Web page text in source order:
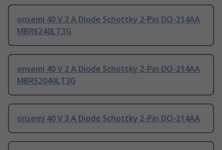
onsemi 40 V 2 A Diode Schottky 2-Pin DO-214AA
MBRS240LT3G
onsemi 40 V 2 A Diode Schottky 2-Pin DO-214AA
MBRS2040LT3G
onsemi 40 V 3 A Diode Schottky 2-Pin DO-214AA